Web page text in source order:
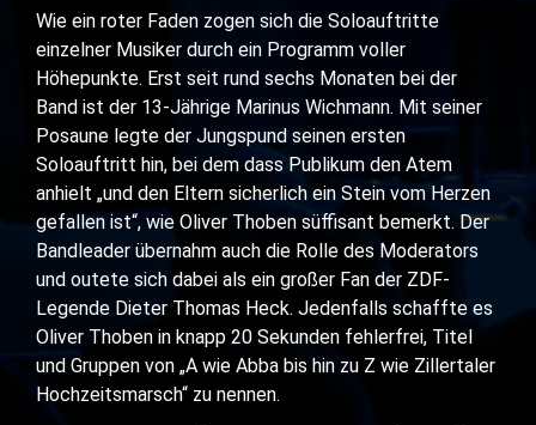
Wie ein roter Faden zogen sich die Soloauftritte
einzelner Musiker durch ein Programm voller
Höhepunkte. Erst seit rund sechs Monaten bei der
Band ist der 13-Jährige Marinus Wichmann. Mit seiner
Posaune legte der Jungspund seinen ersten
Soloauftritt hin, bei dem dass Publikum den Atem
anhielt „und den Eltern sicherlich ein Stein vom Herzen
gefallen ist“, wie Oliver Thoben süffisant bemerkt. Der
Bandleader übernahm auch die Rolle des Moderators
und outete sich dabei als ein großer Fan der ZDF-
Legende Dieter Thomas Heck. Jedenfalls schaffte es
Oliver Thoben in knapp 20 Sekunden fehlerfrei, Titel
und Gruppen von „A wie Abba bis hin zu Z wie Zillertaler
Hochzeitsmarsch“ zu nennen.